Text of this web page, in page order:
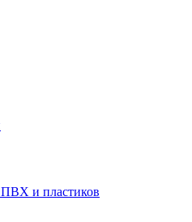
и пластиков